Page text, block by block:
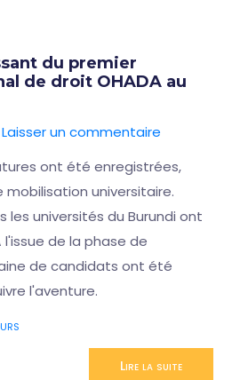
du premier
de droit OHADA au
Laisser un commentaire
ont été enregistrées,
universitaire.
les universités du Burundi ont
de la phase de
de candidats ont été
l'aventure.
Lire la suite